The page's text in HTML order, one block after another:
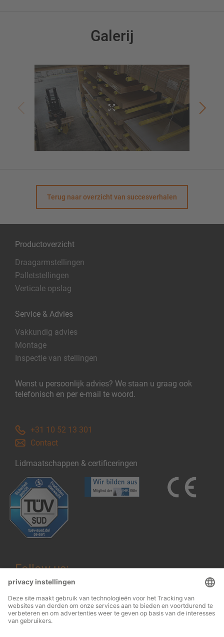
Galerij
Terug naar overzicht van succesverhalen
Productoverzicht
Draagarmstellingen
Palletstellingen
Verticale opslag
Service & Advies
Vakkundig advies
Montage
Inspectie van stellingen
Wenst u persoonlijk advies? We staan u graag ook
telefonisch en per e-mail te woord.
+31 10 52 13 301
Contact
Lidmaatschappen & certificeringen
Follow us: